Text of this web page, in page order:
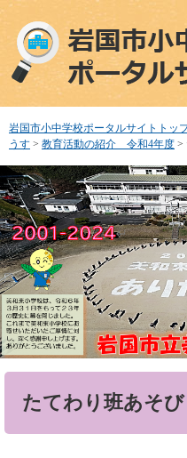
ペ
で
す
メ
ば
し
本
文
へ
岩国市小中学校ポータルサイトトッ
うす > 教育活動の紹介 令和4年度 >
たてわり班あそび